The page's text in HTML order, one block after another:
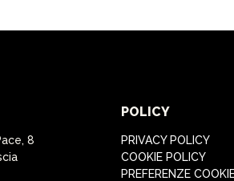
8
POLICY
PRIVACY POLICY
COOKIE POLICY
PREFERENZE